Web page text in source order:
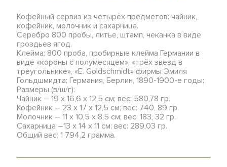
Кофейный сервиз из четырёх предметов: чайник,
кофейник, молочник и сахарница.
Серебро 800 пробы, литье, штамп, чеканка в виде
гроздьев ягод.
Клейма: 800 проба, пробирные клейма Германии в
виде «короны с полумесяцем», «трёх звезд в
треугольнике», «E. Goldschmidt» фирмы Эмиля
Гольдшмидта; Германия, Берлин, 1890-1900-е годы;
Размеры (в/ш/г):
Чайник – 19 х 16,6 х 12,5 см; вес: 580,78 гр.
Кофейник – 23 х 17 х 12,5 см; вес: 740, 89 гр.
Молочник – 11 х 10,5 х 8,5 см; вес: 183, 32 гр.
Сахарница –13 х 14 х 11 см; вес: 289,03 гр.
Общий вес: 1 794,2 грамма.